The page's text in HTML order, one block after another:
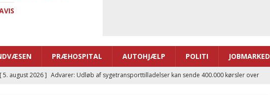
PRÆHOSPITAL AUTOHJÆLP POLITI JOBMARKED
[ 5. august 2026 ] Advarer: Udløb af sygetransporttilladelser kan sende 400.000 kørsler over